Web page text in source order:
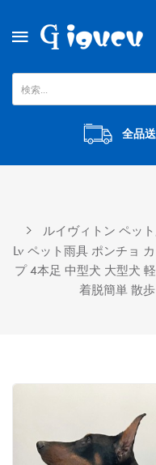
全品
ルイヴィトン ペッ
Lv ペット雨具 ポンチョ
プ 4本足 中型犬 大型犬
着脱簡単 散